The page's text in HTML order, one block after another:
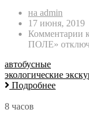
на admin
17 июня, 2019
Комментарии
ПОЛЕ»
автобусные
экологические
Подробнее
8 часов